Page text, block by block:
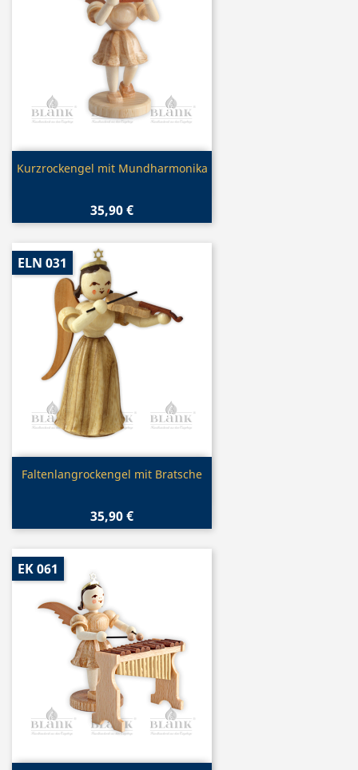
Vorschau
Kurzrockengel mit Mundharmonika
35,90 €
Vorschau
Faltenlangrockengel mit Bratsche
35,90 €
ELN 031
EK 061